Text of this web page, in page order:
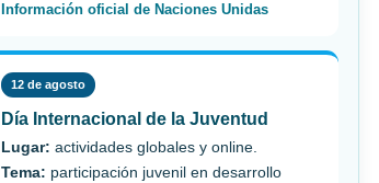
Información oficial de Naciones Unidas
12 de agosto
Día Internacional de la Juventud
Lugar: actividades globales y online.
Tema: participación juvenil en desarrollo